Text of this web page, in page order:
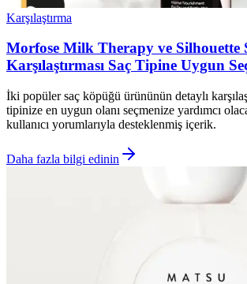
Karşılaştırma
Morfose Milk Therapy ve Silhouette
Karşılaştırması Saç Tipine Uygun
İki popüler saç köpüğü ürününün detaylı
tipinize en uygun olanı seçmenize yardımcı
kullanıcı yorumlarıyla desteklenmiş içerik.
Daha fazla bilgi edinin